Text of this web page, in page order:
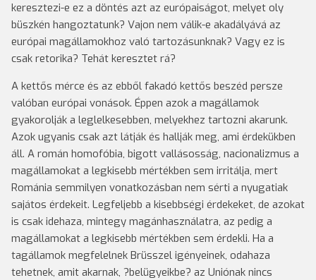
keresztezi-e ez a döntés azt az európaiságot, melyet oly
büszkén hangoztatunk? Vajon nem válik-e akadályává az
európai magállamokhoz való tartozásunknak? Vagy ez is
csak retorika? Tehát keresztet rá?
A kettős mérce és az ebből fakadó kettős beszéd persze
valóban európai vonások. Éppen azok a magállamok
gyakorolják a leglelkesebben, melyekhez tartozni akarunk.
Azok ugyanis csak azt látják és hallják meg, ami érdekükben
áll. A román homofóbia, bigott vallásosság, nacionalizmus a
magállamokat a legkisebb mértékben sem irritálja, mert
Románia semmilyen vonatkozásban nem sérti a nyugatiak
sajátos érdekeit. Legfeljebb a kisebbségi érdekeket, de azokat
is csak idehaza, mintegy magánhasználatra, az pedig a
magállamokat a legkisebb mértékben sem érdekli. Ha a
tagállamok megfelelnek Brüsszel igényeinek, odahaza
tehetnek, amit akarnak, ?belügyeikbe? az Uniónak nincs